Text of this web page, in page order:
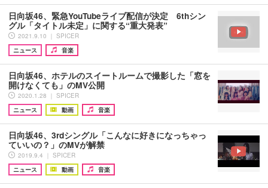
日向坂46、緊急YouTubeライブ配信が決定 6thシン
グル「タイトル未定」に関する“重大発表”
2021.9.10 ｜ SPICER
ニュース
音楽
日向坂46、ホテルのスイートルームで撮影した「窓を
開けなくても」のMV公開
2020.1.28 ｜ SPICER
ニュース
動画 音楽
日向坂46、3rdシングル「こんなに好きになっちゃっ
ていいの？」のMVが解禁
2019.9.4 ｜ SPICER
ニュース
動画 音楽